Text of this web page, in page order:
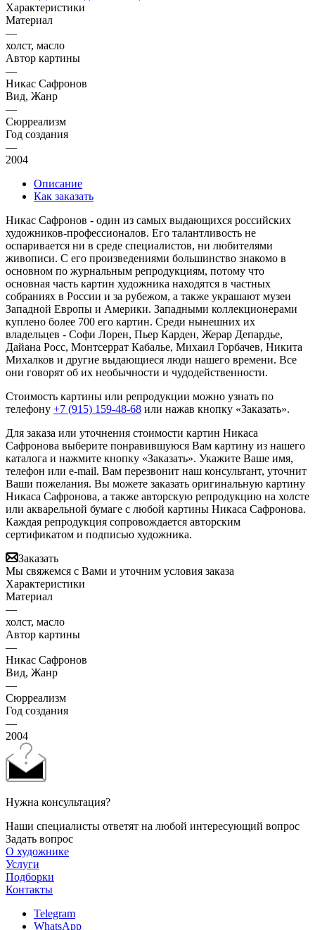
Характеристики
Материал
—
холст, масло
Автор картины
—
Никас Сафронов
Вид, Жанр
—
Сюрреализм
Год создания
—
2004
Описание
Как заказать
Никас Сафронов - один из самых выдающихся российских
художников-профессионалов. Его талантливость не
оспаривается ни в среде специалистов, ни любителями
живописи. С его произведениями большинство знакомо в
основном по журнальным репродукциям, потому что
основная часть картин художника находятся в частных
собраниях в России и за рубежом, а также украшают музеи
Западной Европы и Америки. Западными коллекционерами
куплено более 700 его картин. Среди нынешних их
владельцев - Софи Лорен, Пьер Карден, Жерар Депардье,
Дайана Росс, Монтсеррат Кабалье, Михаил Горбачев, Никита
Михалков и другие выдающиеся люди нашего времени. Все
они говорят об их необычности и чудодейственности.
Стоимость картины или репродукции можно узнать по
телефону +7 (915) 159-48-68 или нажав кнопку «Заказать».
Для заказа или уточнения стоимости картин Никаса
Сафронова выберите понравившуюся Вам картину из нашего
каталога и нажмите кнопку «Заказать». Укажите Ваше имя,
телефон или e-mail. Вам перезвонит наш консультант, уточнит
Ваши пожелания. Вы можете заказать оригинальную картину
Никаса Сафронова, а также авторскую репродукцию на холсте
или акварельной бумаге с любой картины Никаса Сафронова.
Каждая репродукция сопровождается авторским
сертификатом и подписью художника.
Заказать
Мы свяжемся с Вами и уточним условия заказа
Характеристики
Материал
—
холст, масло
Автор картины
—
Никас Сафронов
Вид, Жанр
—
Сюрреализм
Год создания
—
2004
Нужна консультация?
Наши специалисты ответят на любой интересующий вопрос
Задать вопрос
О художнике
Услуги
Подборки
Контакты
Telegram
WhatsApp